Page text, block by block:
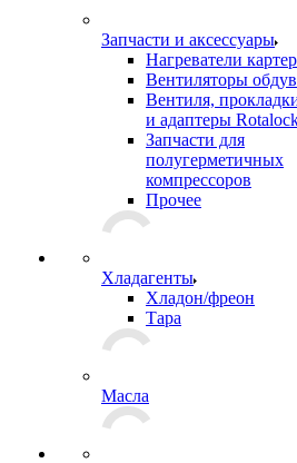
Запчасти и аксессуары
Нагреватели
Вентиляторы
Вентиля,
и адаптеры
Запчасти для
полугерметичных
компрессоров
Прочее
Хладагенты
Хладон/фреон
Тара
Масла